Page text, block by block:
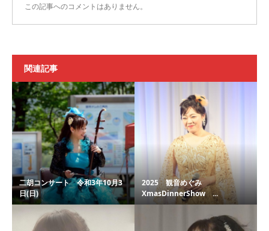
この記事へのコメントはありません。
関連記事
二胡コンサート 令和3年10月3
日(日)
2025 観音めぐみ
XmasDinnerShow ...